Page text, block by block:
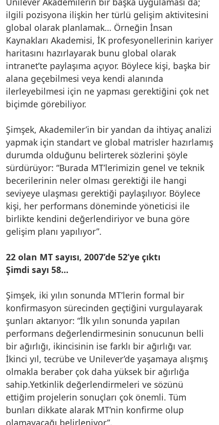
ilgili pozisyona ilişkin her türlü gelişim aktivitesini
global olarak planlamak… Örneğin İnsan
Kaynakları Akademisi, İK profesyonellerinin kariyer
haritasını hazırlayarak bunu global olarak
intranet’te paylaşıma açıyor. Böylece kişi, başka bir
alana geçebilmesi veya kendi alanında
ilerleyebilmesi için ne yapması gerektiğini çok net
biçimde görebiliyor.
Şimşek, Akademiler’in bir yandan da ihtiyaç analizi
yapmak için standart ve global matrisler hazırlamış
durumda olduğunu belirterek sözlerini şöyle
sürdürüyor: “Burada MT’lerimizin genel ve teknik
becerilerinin neler olması gerektiği ile hangi
seviyeye ulaşması gerektiği paylaşılıyor. Böylece
kişi, her performans döneminde yöneticisi ile
birlikte kendini değerlendiriyor ve buna göre
gelişim planı yapılıyor”.
22 olan MT sayısı, 2007’de 52’ye çıktı
Şimdi sayı 58…
Şimşek, iki yılın sonunda MT’lerin formal bir
konfirmasyon sürecinden geçtiğini vurgulayarak
şunları aktarıyor: “İlk yılın sonunda yapılan
performans değerlendirmesinin sonucunun belli
bir ağırlığı, ikincisinin ise farklı bir ağırlığı var.
İkinci yıl, tecrübe ve Unilever’de yaşamaya alışmış
olmakla beraber çok daha yüksek bir ağırlığa
sahip.Yetkinlik değerlendirmeleri ve sözünü
ettiğim projelerin sonuçları çok önemli. Tüm
bunları dikkate alarak MT’nin konfirme olup
olamayacağı belirleniyor”.